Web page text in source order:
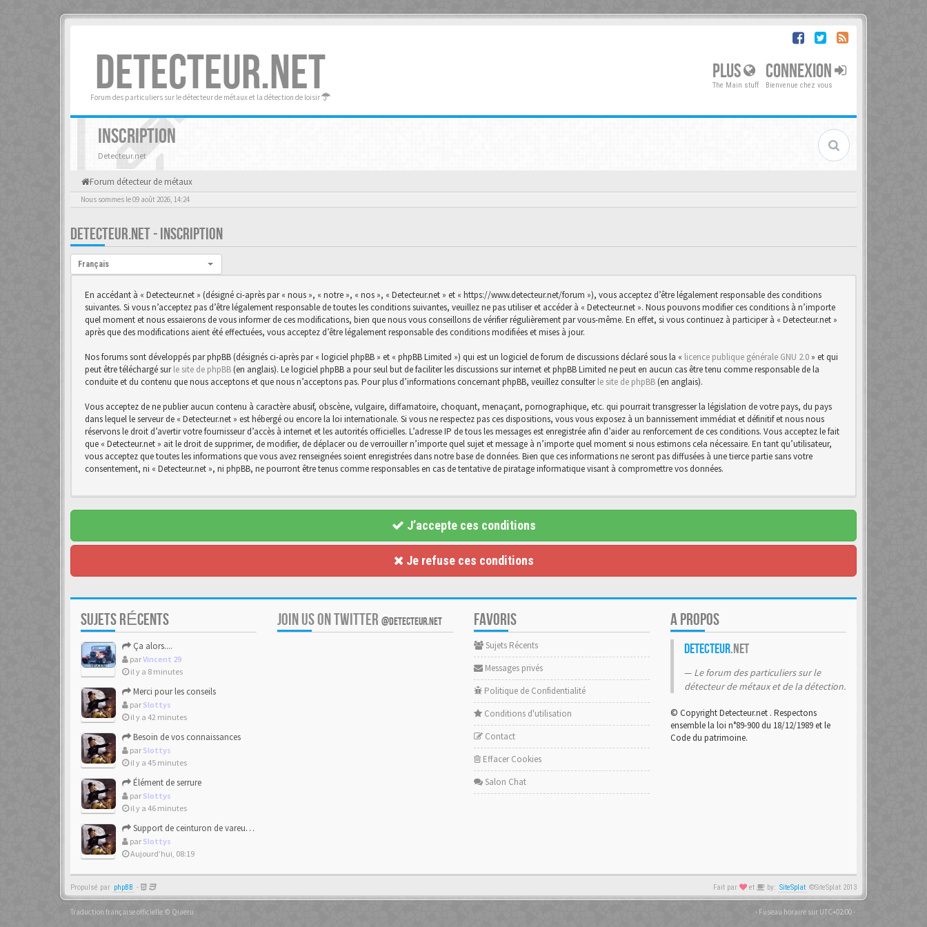
DETECTEUR.NET
Forum des particuliers sur le détecteur de métaux et la détection de loisir
PLUS
The Main stuff
CONNEXION
Bienvenue chez vous
INSCRIPTION
Detecteur.net
Forum détecteur de métaux
Nous sommes le 09 août 2026, 14:24
DETECTEUR.NET - INSCRIPTION
Langue :
Français
En accédant à « Detecteur.net » (désigné ci-après par « nous », « notre », « nos », « Detecteur.net » et « https://www.detecteur.net/forum »), vous acceptez d’être légalement responsable des conditions
suivantes. Si vous n’acceptez pas d’être légalement responsable de toutes les conditions suivantes, veuillez ne pas utiliser et accéder à « Detecteur.net ». Nous pouvons modifier ces conditions à n’importe
quel moment et nous essaierons de vous informer de ces modifications, bien que nous vous conseillons de vérifier régulièrement par vous-même. En effet, si vous continuez à participer à « Detecteur.net »
après que des modifications aient été effectuées, vous acceptez d’être légalement responsable des conditions modifiées et mises à jour.
Nos forums sont développés par phpBB (désignés ci-après par « logiciel phpBB » et « phpBB Limited ») qui est un logiciel de forum de discussions déclaré sous la « licence publique générale GNU 2.0 » et qui
peut être téléchargé surle site de phpBB (en anglais). Le logiciel phpBB a pour seul but de faciliter les discussions sur internet et phpBB Limited ne peut en aucun cas être tenu comme responsable de la
conduite et du contenu que nous acceptons et que nous n’acceptons pas. Pour plus d’informations concernant phpBB, veuillez consulterle site de phpBB (en anglais).
Vous acceptez de ne publier aucun contenu à caractère abusif, obscène, vulgaire, diffamatoire, choquant, menaçant, pornographique, etc. qui pourrait transgresser la législation de votre pays, du pays
dans lequel le serveur de « Detecteur.net » est hébergé ou encore la loi internationale. Si vous ne respectez pas ces dispositions, vous vous exposez à un bannissement immédiat et définitif et nous nous
réservons le droit d’avertir votre fournisseur d’accès à internet et les autorités officielles. L’adresse IP de tous les messages est enregistrée afin d’aider au renforcement de ces conditions. Vous acceptez le fait
que « Detecteur.net » ait le droit de supprimer, de modifier, de déplacer ou de verrouiller n’importe quel sujet et message à n’importe quel moment si nous estimons cela nécessaire. En tant qu’utilisateur,
vous acceptez que toutes les informations que vous avez renseignées soient enregistrées dans notre base de données. Bien que ces informations ne seront pas diffusées à une tierce partie sans votre
consentement, ni « Detecteur.net », ni phpBB, ne pourront être tenus comme responsables en cas de tentative de piratage informatique visant à compromettre vos données.
J’accepte ces conditions
Je refuse ces conditions
SUJETS RÉCENTS
Ça alors....
parVincent 29
il y a 8 minutes
Merci pour les conseils
par Slottys
il y a 42 minutes
Besoin de vos connaissances
par Slottys
il y a 45 minutes
Élément de serrure
par Slottys
il y a 46 minutes
Support de ceinturon de vareuse Allemand
par Slottys
Aujourd’hui, 08:19
JOIN US ON TWITTER @DETECTEUR.NET FAVORIS
Sujets Récents
Messages privés
Politique de Confidentialité
Conditions d'utilisation
Contact
Effacer Cookies
Salon Chat
A PROPOS
Detecteur.net
Le forum des particuliers sur le
détecteur de métaux et de la détection.
© Copyright Detecteur.net . Respectons
ensemble la loi n°89-900 du 18/12/1989 et le
Code du patrimoine.
Propulsé par phpBB - Fait par et by: SiteSplat ©SiteSplat 2013
Traduction française officielle © Qiaeru - Fuseau horaire sur UTC+02:00 -